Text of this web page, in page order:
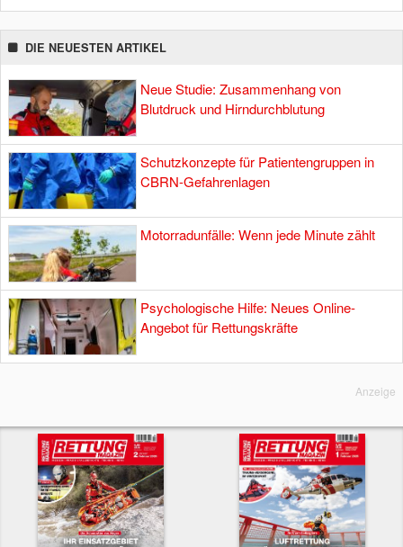
DIE NEUESTEN ARTIKEL
Neue Studie: Zusammenhang von
Blutdruck und Hirndurchblutung
Schutzkonzepte für Patientengruppen in
CBRN-Gefahrenlagen
Motorradunfälle: Wenn jede Minute zählt
Psychologische Hilfe: Neues Online-
Angebot für Rettungskräfte
Anzeige